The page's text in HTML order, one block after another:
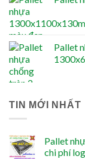
Pallet
TIN MỚI NHẤT
Pallet
chi phí